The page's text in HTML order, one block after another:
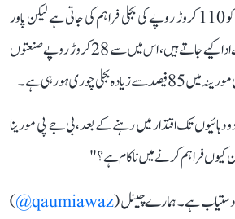
انہوں نے کہا، "ہر ماہ مورینہ کو 110 کروڑ روپے کی بجلی فراہم کی جاتی ہے لیکن پاور
کمپنی کو صرف 38 کروڑ روپے ادا کیے جاتے ہیں، اس میں سے 28 کروڑ روپے صنعتوں
چوری ہو رہی ہے۔
تک اقتدار میں رہنے کے بعد، بی جے پی مورینا
کیوں فراہم کرنے میں ناکام ہے؟"
دستیاب ہے۔ ہمارے چینل (qaumiawaz@
)